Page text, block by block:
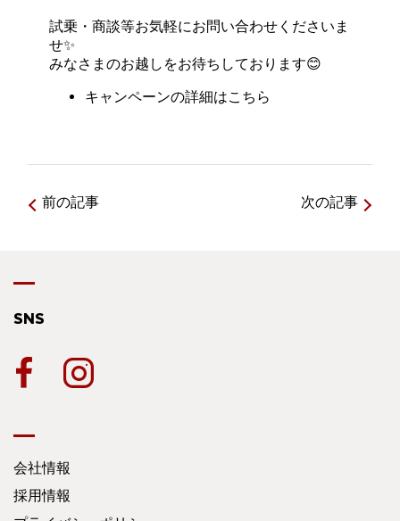
試乗・商談等お気軽にお問い合わせくださいま
せ✨
みなさまのお越しをお待ちしております😊
キャンペーンの詳細はこちら
前の記事 次の記事
SNS
会社情報
採用情報